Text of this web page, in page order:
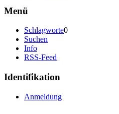
Menü
Schlagworte0
Suchen
Info
RSS-Feed
Identifikation
Anmeldung